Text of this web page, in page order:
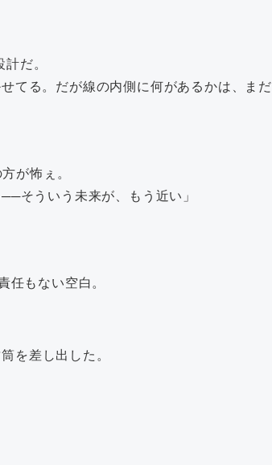
だ。
てる。だが線の内側に何があるかは、まだ
が怖ぇ。
そういう未来が、もう近い」
もない空白。
を差し出した。